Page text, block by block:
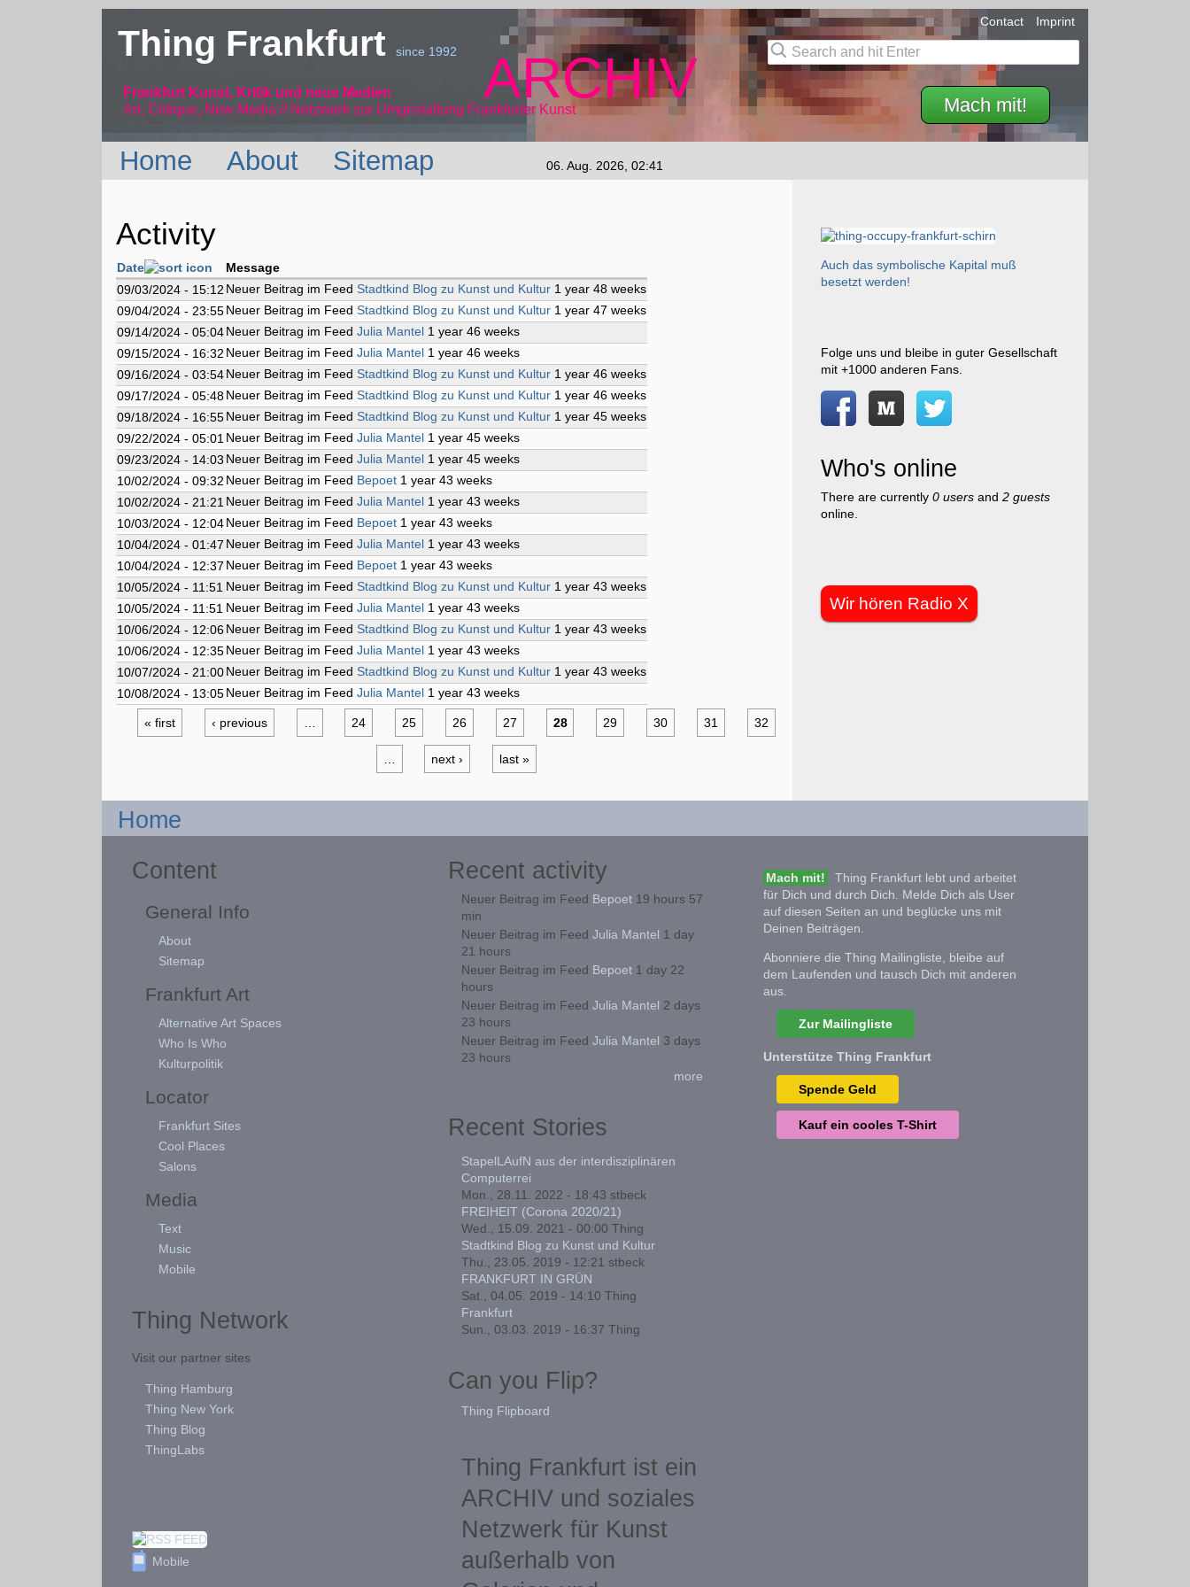
Thing Frankfurtsince 1992
Frankfurt Kunst, Kritik und neue Medien
Art, Critique, New Media // Netzwerk
ARCHIV
zur Umgestaltung Frankfurter Kunst Mach mit!
Contact Imprint
Home About Sitemap 06. Aug. 2026, 02:41
Activity
Date
Message
09/03/2024 - 15:12 Neuer Beitrag im Feed Stadtkind Blog zu Kunst und Kultur 1 year 48 weeks
09/04/2024 - 23:55Neuer Beitrag im FeedStadtkind Blog zu Kunst und Kultur 1 year 47 weeks
09/14/2024 - 05:04Neuer Beitrag im FeedJulia Mantel 1 year 46 weeks
09/15/2024 - 16:32 Neuer Beitrag im FeedJulia Mantel 1 year 46 weeks
09/16/2024 - 03:54Neuer Beitrag im Feed Stadtkind Blog zu Kunst und Kultur 1 year 46 weeks
09/17/2024 - 05:48Neuer Beitrag im FeedStadtkind Blog zu Kunst und Kultur 1 year 46 weeks
09/18/2024 - 16:55Neuer Beitrag im Feed Stadtkind Blog zu Kunst und Kultur 1 year 45 weeks
09/22/2024 - 05:01 Neuer Beitrag im FeedJulia Mantel 1 year 45 weeks
09/23/2024 - 14:03 Neuer Beitrag im FeedJulia Mantel 1 year 45 weeks
10/02/2024 - 09:32 Neuer Beitrag im Feed Bepoet 1 year 43 weeks
10/02/2024 - 21:21 Neuer Beitrag im FeedJulia Mantel 1 year 43 weeks
10/03/2024 - 12:04Neuer Beitrag im Feed Bepoet 1 year 43 weeks
10/04/2024 - 01:47 Neuer Beitrag im FeedJulia Mantel 1 year 43 weeks
10/04/2024 - 12:37 Neuer Beitrag im Feed Bepoet 1 year 43 weeks
10/05/2024 - 11:51 Neuer Beitrag im Feed Stadtkind Blog zu Kunst und Kultur 1 year 43 weeks
10/05/2024 - 11:51 Neuer Beitrag im FeedJulia Mantel 1 year 43 weeks
10/06/2024 - 12:06Neuer Beitrag im Feed Stadtkind Blog zu Kunst und Kultur 1 year 43 weeks
10/06/2024 - 12:35Neuer Beitrag im FeedJulia Mantel 1 year 43 weeks
10/07/2024 - 21:00Neuer Beitrag im Feed Stadtkind Blog zu Kunst und Kultur 1 year 43 weeks
10/08/2024 - 13:05Neuer Beitrag im FeedJulia Mantel 1 year 43 weeks
« first ‹ previous 24 25 26 27 28 29 30 31 32
next › last »
Auch das symbolische Kapital muß
besetzt werden!
Folge uns und bleibe in guter Gesellschaft
mit +1000 anderen Fans.
Who's online
There are currently 0 usersand 2 guests
online.
Wir hören Radio X
Home
Content
General Info
About
Sitemap
Frankfurt Art
Alternative Art Spaces
Who Is Who
Kulturpolitik
Locator
Frankfurt Sites
Cool Places
Salons
Media
Text
Music
Mobile
Thing Network
Visit our partner sites
Thing Hamburg
Thing New York
Thing Blog
ThingLabs
Mobile
Recent activity
Neuer Beitrag im Feed Bepoet19 hours 57
min
Neuer Beitrag im Feed Julia Mantel 1 day
21 hours
Neuer Beitrag im Feed Bepoet1 day 22
hours
Neuer Beitrag im Feed Julia Mantel 2 days
23 hours
Neuer Beitrag im Feed Julia Mantel 3 days
23 hours
more
Recent Stories
StapelLAufN aus der interdisziplinären
Computerrei
Mon., 28.11. 2022 - 18:43 stbeck
FREIHEIT (Corona 2020/21)
Wed., 15.09. 2021 - 00:00 Thing
Stadtkind Blog zu Kunst und Kultur
Thu., 23.05. 2019 - 12:21 stbeck
FRANKFURT IN GRÜN
Sat., 04.05. 2019 - 14:10 Thing
Frankfurt
Sun., 03.03. 2019 - 16:37 Thing
Can you Flip?
Thing Flipboard
Thing Frankfurt ist ein
ARCHIV und soziales
Netzwerk für Kunst
außerhalb von
Mach mit!
Thing Frankfurt lebt und arbeitet
für Dich und durch Dich. Melde Dich als User
auf diesen Seiten an und beglücke uns mit
Deinen Beiträgen.
Abonniere die Thing Mailingliste, bleibe auf
dem Laufenden und tausch Dich mit anderen
aus.
Zur Mailingliste
Unterstütze Thing Frankfurt
Spende Geld
Kauf ein cooles T-Shirt